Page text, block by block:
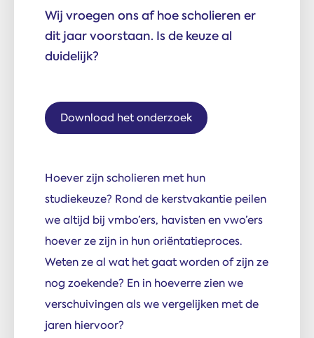
Wij vroegen ons af hoe scholieren er
dit jaar voorstaan. Is de keuze al
duidelijk?
Download het onderzoek
Hoever zijn scholieren met hun
studiekeuze? Rond de kerstvakantie peilen
we altijd bij vmbo’ers, havisten en vwo’ers
hoever ze zijn in hun oriëntatieproces.
Weten ze al wat het gaat worden of zijn ze
nog zoekende? En in hoeverre zien we
verschuivingen als we vergelijken met de
jaren hiervoor?